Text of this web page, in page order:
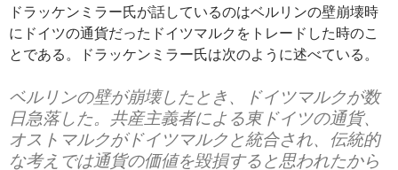
ドラッケンミラー氏が話しているのはベルリンの壁崩壊時
にドイツの通貨だったドイツマルクをトレードした時のこ
とである。ドラッケンミラー氏は次のように述べている。
ベルリンの壁が崩壊したとき、ドイツマルクが数
日急落した。共産主義者による東ドイツの通貨、
オストマルクがドイツマルクと統合され、伝統的
な考えでは通貨の価値を毀損すると思われたから